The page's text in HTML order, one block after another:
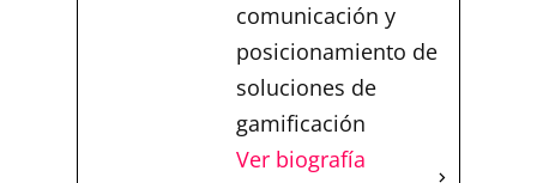
comunicación y
posicionamiento de
soluciones de
gamificación
Ver biografía